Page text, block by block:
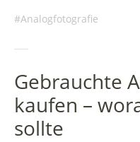
Analogfotografie
Gebrauchte
kaufen –
sollte